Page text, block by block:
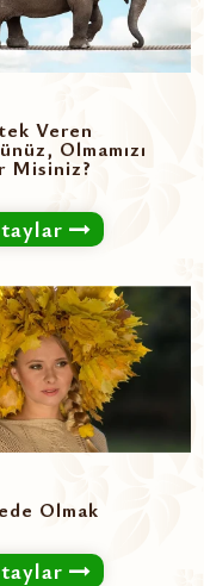
Veren
Olmamızı
Misiniz?
Olmak